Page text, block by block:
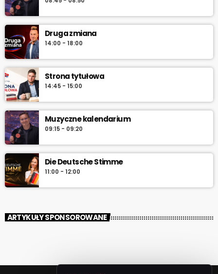
najlepszą muzykę, która towarzyszy od pierwszych chwil dnia aż
Druga zmiana
14:00 - 18:00
Strona tytułowa
14:45 - 15:00
Muzyczne kalendarium
09:15 - 09:20
Die Deutsche Stimme
11:00 - 12:00
ARTYKUŁY SPONSOROWANE